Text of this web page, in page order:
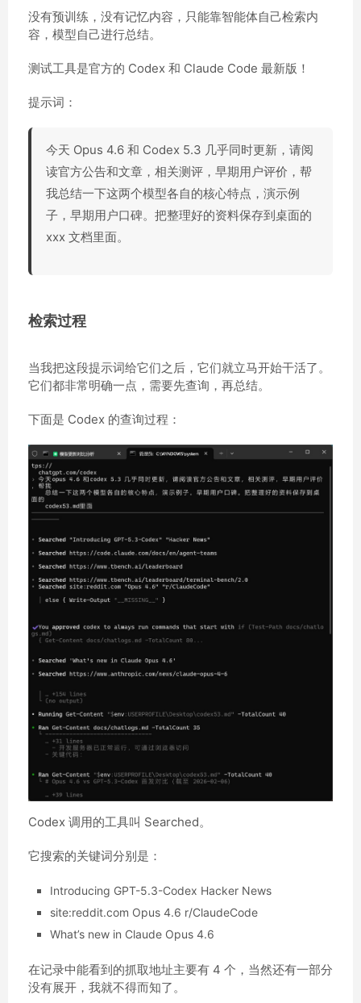
没有预训练，没有记忆内容，只能靠智能体自己检索内
容，模型自己进行总结。
测试工具是官方的 Codex 和 Claude Code 最新版！
提示词：
今天 Opus 4.6 和 Codex 5.3 几乎同时更新，请阅
读官方公告和文章，相关测评，早期用户评价，帮
我总结一下这两个模型各自的核心特点，演示例
子，早期用户口碑。把整理好的资料保存到桌面的
xxx 文档里面。
检索过程
当我把这段提示词给它们之后，它们就立马开始干活了。
它们都非常明确一点，需要先查询，再总结。
下面是 Codex 的查询过程：
Codex 调用的工具叫 Searched。
它搜索的关键词分别是：
Introducing GPT-5.3-Codex Hacker News
site:reddit.com Opus 4.6 r/ClaudeCode
What’s new in Claude Opus 4.6
在记录中能看到的抓取地址主要有 4 个，当然还有一部分
没有展开，我就不得而知了。